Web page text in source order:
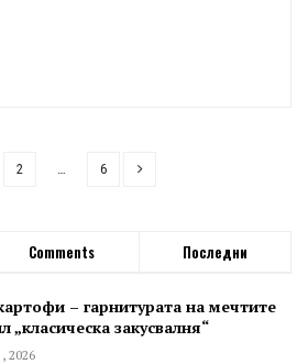
2 … 6
Comments Последни
– гарнитурата на мечтите
„класическа закусвалня“
2026